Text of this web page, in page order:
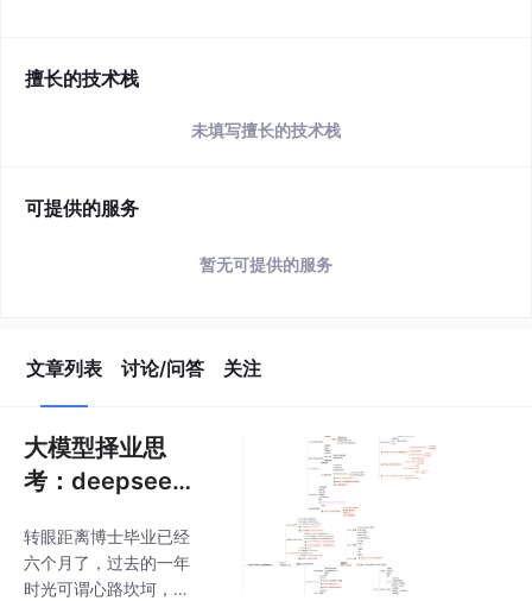
擅长的技术栈
未填写擅长的技术栈
可提供的服务
暂无可提供的服务
文章列表 讨论/问答 关注
大模型择业思
考：deepsee
天才少年
转眼距离博士毕业已经
六个月了，过去的一年
时光可谓心路坎坷，时